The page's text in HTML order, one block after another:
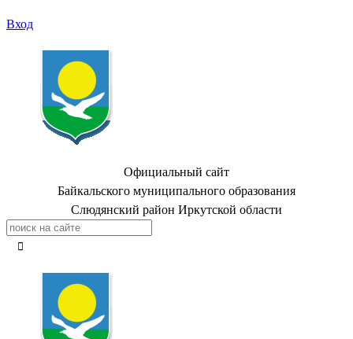
Вход
Официальный сайт
Байкальского муниципального образования
Слюдянский район Иркутской области